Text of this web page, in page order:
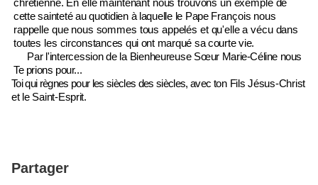
chrétienne. En elle maintenant nous trouvons un exemple de
cette sainteté au quotidien à laquelle le Pape François nous
rappelle que nous sommes tous appelés et qu'elle a vécu dans
toutes les circonstances qui ont marqué sa courte vie.
Par l'intercession de la Bienheureuse Sœur Marie-Céline nous
Te prions pour...
Toi qui règnes pour les siècles des siècles, avec ton Fils Jésus-Christ
et le Saint-Esprit.
Partager